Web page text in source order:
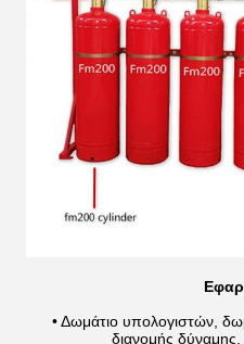
• Δωμάτιο υπολογιστών,
διανομής δύναμης,